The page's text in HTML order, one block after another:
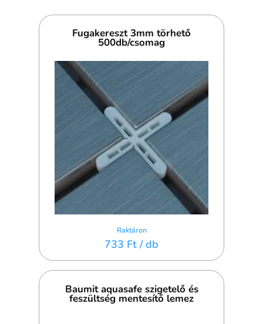
Fugakereszt 3mm törhető
500db/csomag
Raktáron
733 Ft / db
Baumit aquasafe szigetelő és
feszültség mentesítő lemez